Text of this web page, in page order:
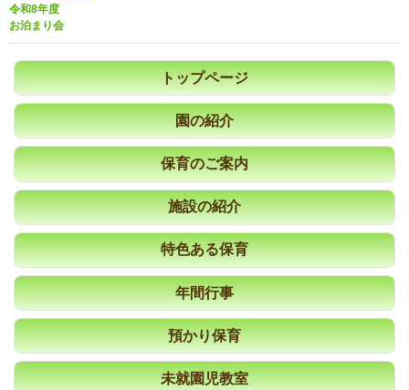
令和8年度
お泊まり会
トップページ
園の紹介
保育のご案内
施設の紹介
特色ある保育
年間行事
預かり保育
未就園児教室